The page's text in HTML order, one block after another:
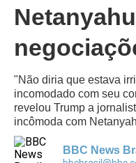
"Não diria que estava
incomodado com seu
revelou Trump a
incômoda com
BBC News